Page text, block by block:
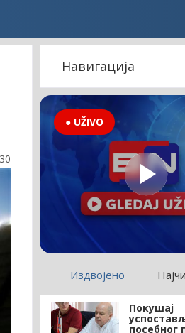
Навигација
● UŽIVO
Издвојено
Покушај
посебног